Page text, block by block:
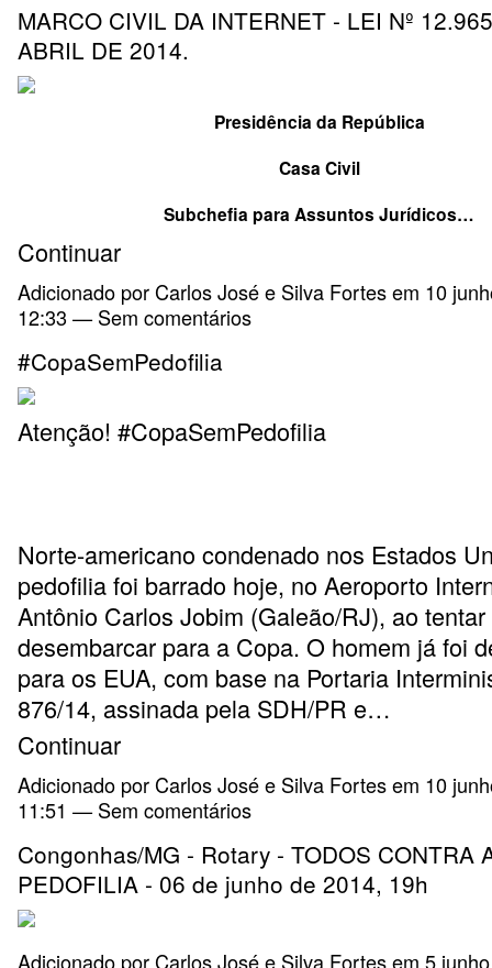
MARCO CIVIL DA INTERNET - LEI Nº
ABRIL DE 2014.
Presidência da República
Casa Civil
Subchefia para Assuntos Jurídicos…
Continuar
Adicionado por Carlos José e Silva Fortesem 10
12:33 — Sem comentários
#CopaSemPedofilia
Atenção! #CopaSemPedofilia
Norte-americano condenado nos Estados
pedofilia foi barrado hoje, no Aeroporto
Antônio Carlos Jobim (Galeão/RJ), ao tentar
desembarcar para a Copa. O homem já foi
para os EUA, com base na Portaria
876/14, assinada pela SDH/PR e…
Continuar
Adicionado por Carlos José e Silva Fortesem 10
11:51 — Sem comentários
Congonhas/MG - Rotary - TODOS CONTRA
PEDOFILIA - 06 de junho de 2014, 19h
Adicionado por Carlos José e Silva Fortesem 5